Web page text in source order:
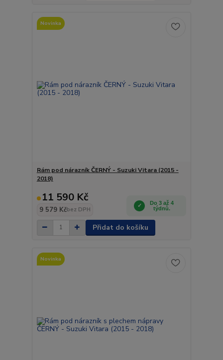
Novinka
Rám pod nárazník ČERNÝ - Suzuki Vitara (2015 -
2018)
11 590 Kč
9 579 Kčbez DPH
Do 3 až 4
týdnů.
Přidat do košíku
Novinka